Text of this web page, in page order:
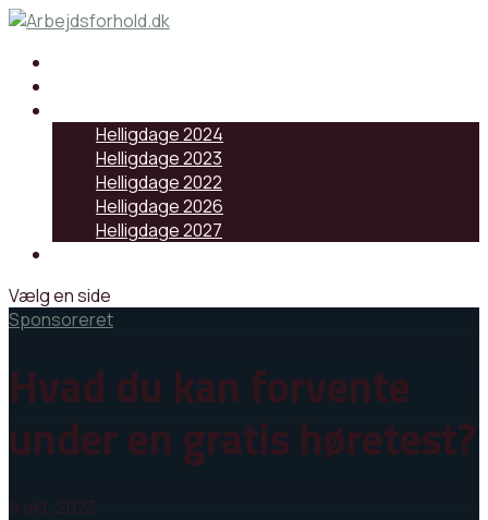
Helligdage 2024
Helligdage 2023
Helligdage 2022
Helligdage 2026
Helligdage 2027
Vælg en side
Sponsoreret
Hvad du kan forvente
under en gratis høretest?
9 okt, 2023